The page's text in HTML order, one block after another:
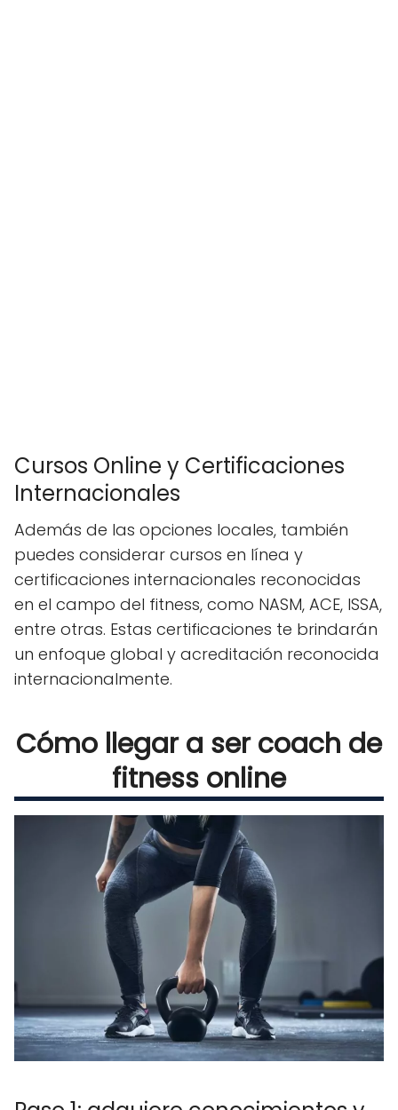
Cursos Online y Certificaciones
Internacionales
Además de las opciones locales, también
puedes considerar cursos en línea y
certificaciones internacionales reconocidas
en el campo del fitness, como NASM, ACE, ISSA,
entre otras. Estas certificaciones te brindarán
un enfoque global y acreditación reconocida
internacionalmente.
Cómo llegar a ser coach de
fitness online